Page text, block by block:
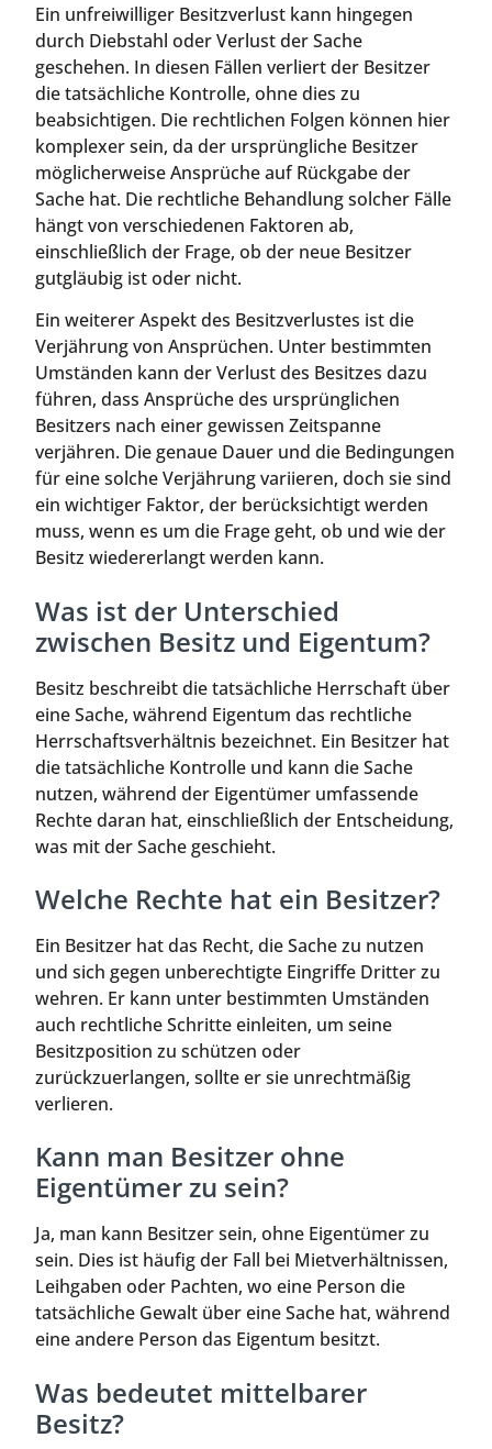
Ein unfreiwilliger Besitzverlust kann hingegen
durch Diebstahl oder Verlust der Sache
geschehen. In diesen Fällen verliert der Besitzer
die tatsächliche Kontrolle, ohne dies zu
beabsichtigen. Die rechtlichen Folgen können hier
komplexer sein, da der ursprüngliche Besitzer
möglicherweise Ansprüche auf Rückgabe der
Sache hat. Die rechtliche Behandlung solcher Fälle
hängt von verschiedenen Faktoren ab,
einschließlich der Frage, ob der neue Besitzer
gutgläubig ist oder nicht.
Ein weiterer Aspekt des Besitzverlustes ist die
Verjährung von Ansprüchen. Unter bestimmten
Umständen kann der Verlust des Besitzes dazu
führen, dass Ansprüche des ursprünglichen
Besitzers nach einer gewissen Zeitspanne
verjähren. Die genaue Dauer und die Bedingungen
für eine solche Verjährung variieren, doch sie sind
ein wichtiger Faktor, der berücksichtigt werden
muss, wenn es um die Frage geht, ob und wie der
Besitz wiedererlangt werden kann.
Was ist der Unterschied
zwischen Besitz und Eigentum?
Besitz beschreibt die tatsächliche Herrschaft über
eine Sache, während Eigentum das rechtliche
Herrschaftsverhältnis bezeichnet. Ein Besitzer hat
die tatsächliche Kontrolle und kann die Sache
nutzen, während der Eigentümer umfassende
Rechte daran hat, einschließlich der Entscheidung,
was mit der Sache geschieht.
Welche Rechte hat ein Besitzer?
Ein Besitzer hat das Recht, die Sache zu nutzen
und sich gegen unberechtigte Eingriffe Dritter zu
wehren. Er kann unter bestimmten Umständen
auch rechtliche Schritte einleiten, um seine
Besitzposition zu schützen oder
zurückzuerlangen, sollte er sie unrechtmäßig
verlieren.
Kann man Besitzer ohne
Eigentümer zu sein?
Ja, man kann Besitzer sein, ohne Eigentümer zu
sein. Dies ist häufig der Fall bei Mietverhältnissen,
Leihgaben oder Pachten, wo eine Person die
tatsächliche Gewalt über eine Sache hat, während
eine andere Person das Eigentum besitzt.
Was bedeutet mittelbarer
Besitz?